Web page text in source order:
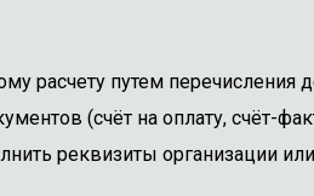
расчету путем перечисления
(счёт на оплату, счёт-
реквизиты организации